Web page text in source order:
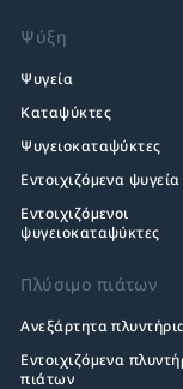
Ψύξη
Ψυγεία
Καταψύκτες
Ψυγειοκαταψύκτες
Εντοιχιζόμενα ψυγεία
Εντοιχιζόμενοι
ψυγειοκαταψύκτες
Πλύσιμο πιάτων
Ανεξάρτητα
Εντοιχιζόμενα
πιάτων